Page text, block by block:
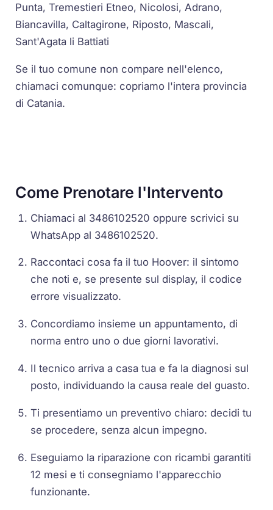
Punta, Tremestieri Etneo, Nicolosi, Adrano,
Biancavilla, Caltagirone, Riposto, Mascali,
Sant'Agata li Battiati
Se il tuo comune non compare nell'elenco,
chiamaci comunque: copriamo l'intera provincia
di Catania.
Come Prenotare l'Intervento
Chiamaci al 3486102520 oppure scrivici su
WhatsApp al 3486102520.
Raccontaci cosa fa il tuo Hoover: il sintomo
che noti e, se presente sul display, il codice
errore visualizzato.
Concordiamo insieme un appuntamento, di
norma entro uno o due giorni lavorativi.
Il tecnico arriva a casa tua e fa la diagnosi sul
posto, individuando la causa reale del guasto.
Ti presentiamo un preventivo chiaro: decidi tu
se procedere, senza alcun impegno.
Eseguiamo la riparazione con ricambi garantiti
12 mesi e ti consegniamo l'apparecchio
funzionante.